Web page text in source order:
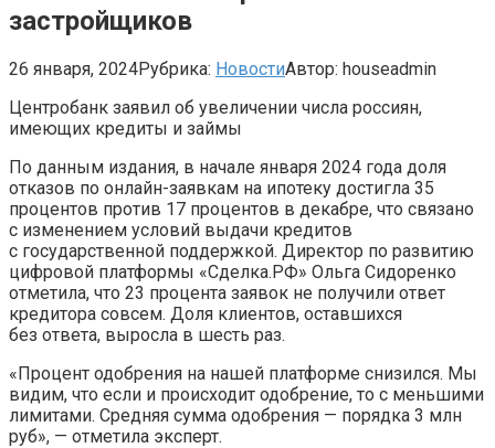
застройщиков
26 января, 2024Рубрика: НовостиАвтор: houseadmin
Центробанк заявил об увеличении числа россиян,
имеющих кредиты и займы
По данным издания, в начале января 2024 года доля
отказов по онлайн-заявкам на ипотеку достигла 35
процентов против 17 процентов в декабре, что связано
с изменением условий выдачи кредитов
с государственной поддержкой. Директор по развитию
цифровой платформы «Сделка.РФ» Ольга Сидоренко
отметила, что 23 процента заявок не получили ответ
кредитора совсем. Доля клиентов, оставшихся
без ответа, выросла в шесть раз.
«Процент одобрения на нашей платформе снизился. Мы
видим, что если и происходит одобрение, то с меньшими
лимитами. Средняя сумма одобрения — порядка 3 млн
руб», — отметила эксперт.